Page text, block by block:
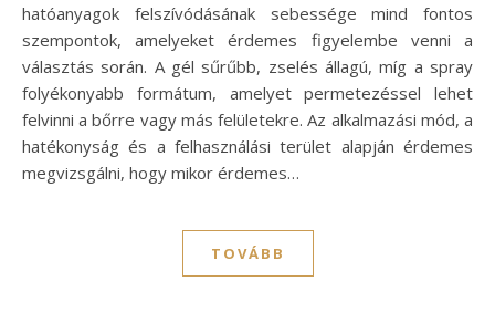
hatóanyagok felszívódásának sebessége mind fontos
szempontok, amelyeket érdemes figyelembe venni a
választás során. A gél sűrűbb, zselés állagú, míg a spray
folyékonyabb formátum, amelyet permetezéssel lehet
felvinni a bőrre vagy más felületekre. Az alkalmazási mód, a
hatékonyság és a felhasználási terület alapján érdemes
megvizsgálni, hogy mikor érdemes…
TOVÁBB